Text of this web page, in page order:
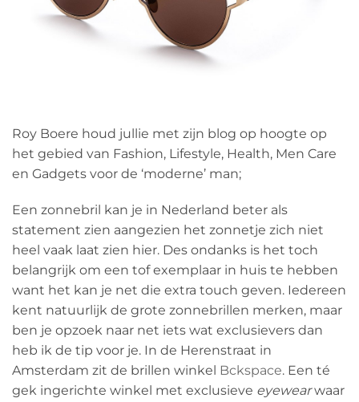
Roy Boere houd jullie met zijn blog op hoogte op
het gebied van Fashion, Lifestyle, Health, Men Care
en Gadgets voor de ‘moderne’ man;
Een zonnebril kan je in Nederland beter als
statement zien aangezien het zonnetje zich niet
heel vaak laat zien hier. Des ondanks is het toch
belangrijk om een tof exemplaar in huis te hebben
want het kan je net die extra touch geven. Iedereen
kent natuurlijk de grote zonnebrillen merken, maar
ben je opzoek naar net iets wat exclusievers dan
heb ik de tip voor je. In de Herenstraat in
Amsterdam zit de brillen winkel Bckspace. Een té
gek ingerichte winkel met exclusieve eyewearwaar